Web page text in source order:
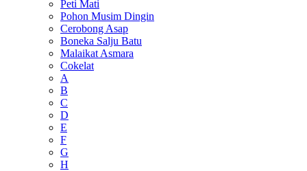
Peti Mati
Pohon Musim Dingin
Cerobong Asap
Boneka Salju Batu
Malaikat Asmara
Cokelat
A
B
C
D
E
F
G
H